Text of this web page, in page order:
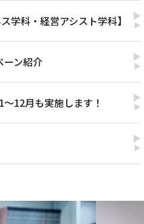
学科・経営アシスト学科】 ▶
ーン紹介 ▶
12月も実施します！ ▶
▶